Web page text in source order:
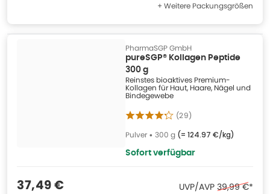
+ Weitere Packungsgrößen
PharmaSGP GmbH
pureSGP® Kollagen Peptide
300 g
Reinstes bioaktives Premium-
Kollagen für Haut, Haare, Nägel und
Bindegewebe
(29)
Pulver • 300 g (= 124.97 €/kg)
Sofort verfügbar
Verkaufspreis
37,49 € UVP/AVP Ehemaliger
39,99 €*